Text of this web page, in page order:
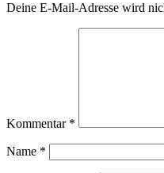
Deine E-Mail-Adresse wird
Kommentar *
Name *